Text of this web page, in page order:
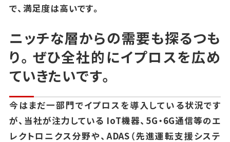
で、満足度は高いです。
ニッチな層からの需要も探るつも
り。ぜひ全社的にイプロスを広め
ていきたいです。
今はまだ一部門でイプロスを導入している状況です
が、当社が注力している IoT機器、5G・6G通信等のエ
レクトロニクス分野や、ADAS（先進運転支援システ